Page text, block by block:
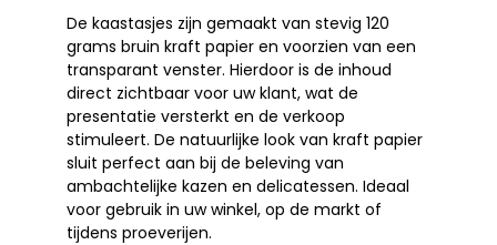
De kaastasjes zijn gemaakt van stevig 120
grams bruin kraft papier en voorzien van een
transparant venster. Hierdoor is de inhoud
direct zichtbaar voor uw klant, wat de
presentatie versterkt en de verkoop
stimuleert. De natuurlijke look van kraft papier
sluit perfect aan bij de beleving van
ambachtelijke kazen en delicatessen. Ideaal
voor gebruik in uw winkel, op de markt of
tijdens proeverijen.